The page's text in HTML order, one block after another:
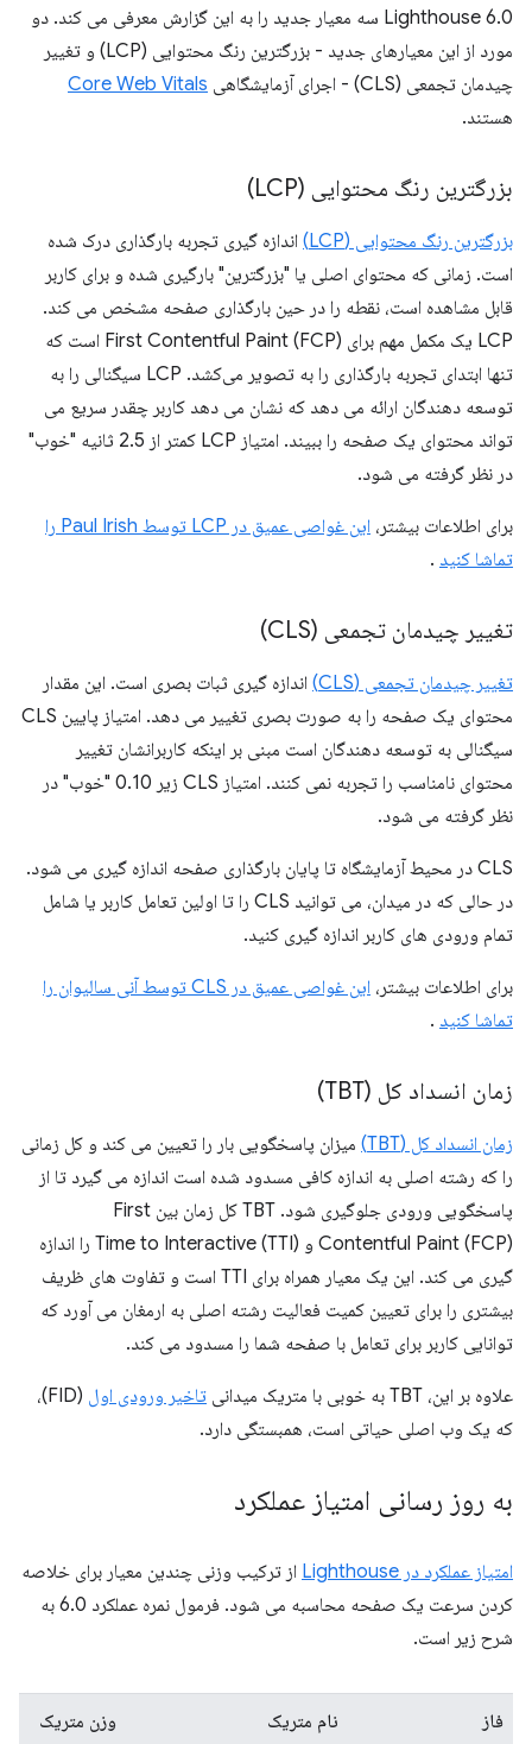
Lighthouse 6.0 سه معیار جدید را به این گزارش معرفی می کند. دو
مورد از این معیارهای جدید - بزرگترین رنگ محتوایی (LCP) و تغییر
چیدمان تجمعی (CLS) - اجرای آزمایشگاهی
Core Web Vitals
هستند.
بزرگترین رنگ محتوایی (LCP)
بزرگترین رنگ محتوایی (LCP)
اندازه گیری تجربه بارگذاری درک شده
است. زمانی که محتوای اصلی یا "بزرگترین" بارگیری شده و برای کاربر
قابل مشاهده است، نقطه را در حین بارگذاری صفحه مشخص می کند.
LCP یک مکمل مهم برای First Contentful Paint (FCP) است که
تنها ابتدای تجربه بارگذاری را به تصویر می‌کشد. LCP سیگنالی را به
توسعه دهندگان ارائه می دهد که نشان می دهد کاربر چقدر سریع می
تواند محتوای یک صفحه را ببیند. امتیاز LCP کمتر از 2.5 ثانیه "خوب"
در نظر گرفته می شود.
برای اطلاعات بیشتر،
این غواصی عمیق در LCP توسط Paul Irish را
تماشا کنید .
تغییر چیدمان تجمعی (CLS)
تغییر چیدمان تجمعی (CLS)
اندازه گیری ثبات بصری است. این مقدار
محتوای یک صفحه را به صورت بصری تغییر می دهد. امتیاز پایین CLS
سیگنالی به توسعه دهندگان است مبنی بر اینکه کاربرانشان تغییر
محتوای نامناسب را تجربه نمی کنند. امتیاز CLS زیر 0.10 "خوب" در
نظر گرفته می شود.
CLS در محیط آزمایشگاه تا پایان بارگذاری صفحه اندازه گیری می شود.
در حالی که در میدان، می توانید CLS را تا اولین تعامل کاربر یا شامل
تمام ورودی های کاربر اندازه گیری کنید.
برای اطلاعات بیشتر،
این غواصی عمیق در CLS توسط آنی سالیوان را
تماشا کنید .
زمان انسداد کل (TBT)
زمان انسداد کل (TBT)
میزان پاسخگویی بار را تعیین می کند و کل زمانی
را که رشته اصلی به اندازه کافی مسدود شده است اندازه می گیرد تا از
پاسخگویی ورودی جلوگیری شود. TBT کل زمان بین First
Contentful Paint (FCP) و Time to Interactive (TTI) را اندازه
گیری می کند. این یک معیار همراه برای TTI است و تفاوت های ظریف
بیشتری را برای تعیین کمیت فعالیت رشته اصلی به ارمغان می آورد که
توانایی کاربر برای تعامل با صفحه شما را مسدود می کند.
علاوه بر این، TBT به خوبی با متریک میدانی تاخیر ورودی اول
(FID)،
که یک وب اصلی حیاتی است، همبستگی دارد.
به روز رسانی امتیاز عملکرد
امتیاز عملکرد در Lighthouse
از ترکیب وزنی چندین معیار برای خلاصه
کردن سرعت یک صفحه محاسبه می شود. فرمول نمره عملکرد 6.0 به
شرح زیر است.
فاز نام متریک وزن متریک